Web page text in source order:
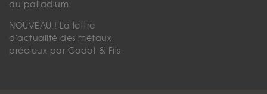
du palladium
NOUVEAU ! La lettre
d'actualité des métaux
précieux par Godot & Fils